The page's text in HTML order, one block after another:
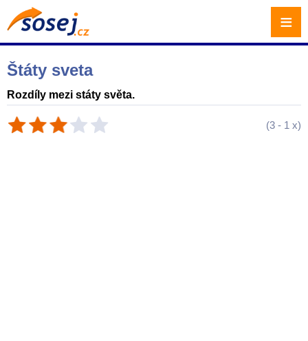
Štáty sveta
Rozdíly mezi státy světa.
(3 - 1 x)
≡